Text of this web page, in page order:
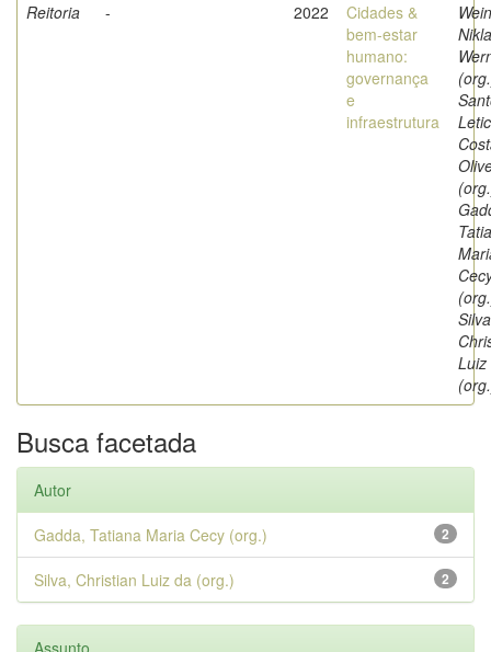
Reitoria
- 2022
Cidades &
bem-estar
humano:
governança
e
infraestrutura
Luiz
Busca facetada
Autor
2
Gadda, Tatiana Maria Cecy (org.)
2
Silva, Christian Luiz da (org.)
Assunto